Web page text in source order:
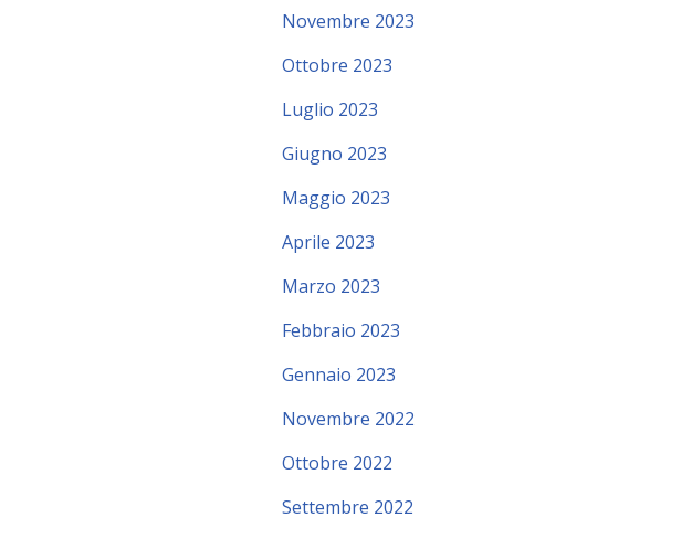
Novembre 2023
Ottobre 2023
Luglio 2023
Giugno 2023
Maggio 2023
Aprile 2023
Marzo 2023
Febbraio 2023
Gennaio 2023
Novembre 2022
Ottobre 2022
Settembre 2022